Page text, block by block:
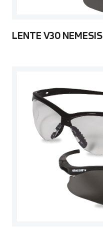
LENTE V30 NEMESIS